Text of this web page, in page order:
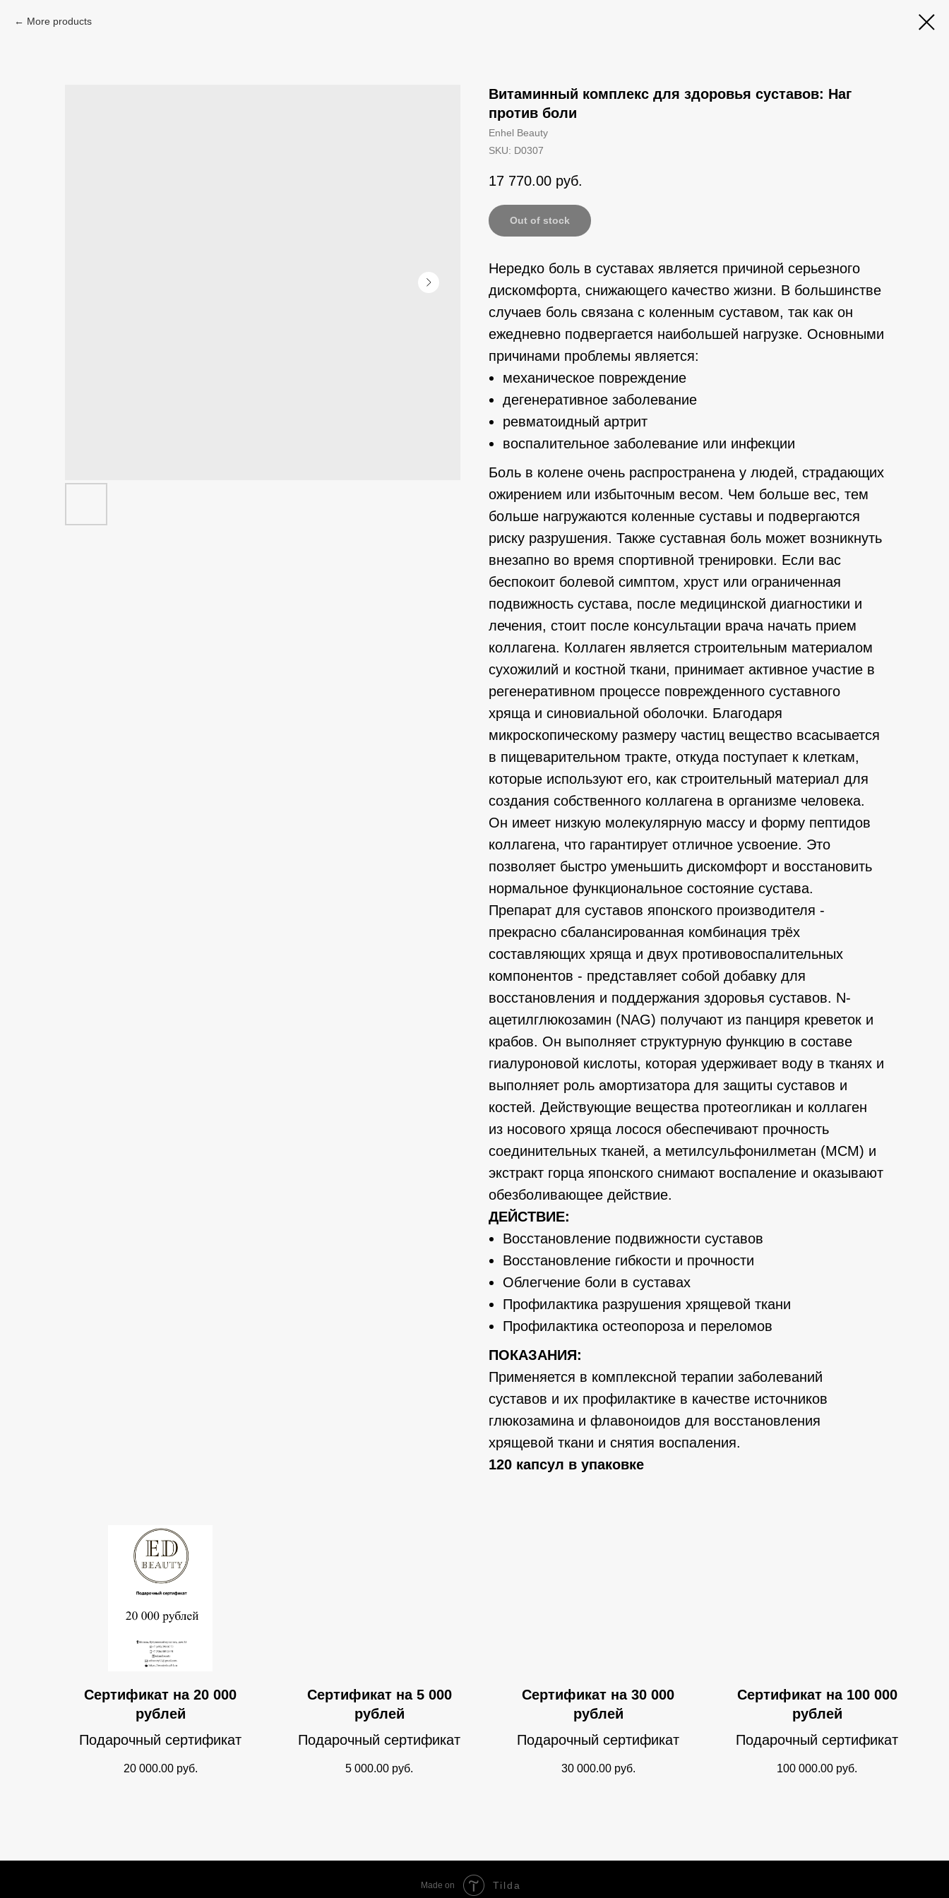
More products
Витаминный комплекс для здоровья суставов: Наг
против боли
Enhel Beauty
SKU: D0307
17 770.00 руб.
Out of stock
Нередко боль в суставах является причиной серьезного
дискомфорта, снижающего качество жизни. В большинстве
случаев боль связана с коленным суставом, так как он
ежедневно подвергается наибольшей нагрузке. Основными
причинами проблемы является:
механическое повреждение
дегенеративное заболевание
ревматоидный артрит
воспалительное заболевание или инфекции
Боль в колене очень распространена у людей, страдающих
ожирением или избыточным весом. Чем больше вес, тем
больше нагружаются коленные суставы и подвергаются
риску разрушения. Также суставная боль может возникнуть
внезапно во время спортивной тренировки. Если вас
беспокоит болевой симптом, хруст или ограниченная
подвижность сустава, после медицинской диагностики и
лечения, стоит после консультации врача начать прием
коллагена. Коллаген является строительным материалом
сухожилий и костной ткани, принимает активное участие в
регенеративном процессе поврежденного суставного
хряща и синовиальной оболочки. Благодаря
микроскопическому размеру частиц вещество всасывается
в пищеварительном тракте, откуда поступает к клеткам,
которые используют его, как строительный материал для
создания собственного коллагена в организме человека.
Он имеет низкую молекулярную массу и форму пептидов
коллагена, что гарантирует отличное усвоение. Это
позволяет быстро уменьшить дискомфорт и восстановить
нормальное функциональное состояние сустава.
Препарат для суставов японского производителя -
прекрасно сбалансированная комбинация трёх
составляющих хряща и двух противовоспалительных
компонентов - представляет собой добавку для
восстановления и поддержания здоровья суставов. N-
ацетилглюкозамин (NAG) получают из панциря креветок и
крабов. Он выполняет структурную функцию в составе
гиалуроновой кислоты, которая удерживает воду в тканях и
выполняет роль амортизатора для защиты суставов и
костей. Действующие вещества протеогликан и коллаген
из носового хряща лосося обеспечивают прочность
соединительных тканей, а метилсульфонилметан (МСМ) и
экстракт горца японского снимают воспаление и оказывают
обезболивающее действие.
ДЕЙСТВИЕ:
Восстановление подвижности суставов
Восстановление гибкости и прочности
Облегчение боли в суставах
Профилактика разрушения хрящевой ткани
Профилактика остеопороза и переломов
ПОКАЗАНИЯ:
Применяется в комплексной терапии заболеваний
суставов и их профилактике в качестве источников
глюкозамина и флавоноидов для восстановления
хрящевой ткани и снятия воспаления.
120 капсул в упаковке
Сертификат на 20 000
рублей
Подарочный сертификат
20 000.00 руб.
Сертификат на 5 000
рублей
Подарочный сертификат
5 000.00 руб.
Сертификат на 30 000
рублей
Подарочный сертификат
30 000.00 руб.
Сертификат на 100 000
рублей
Подарочный сертификат
100 000.00 руб.
Made on Tilda